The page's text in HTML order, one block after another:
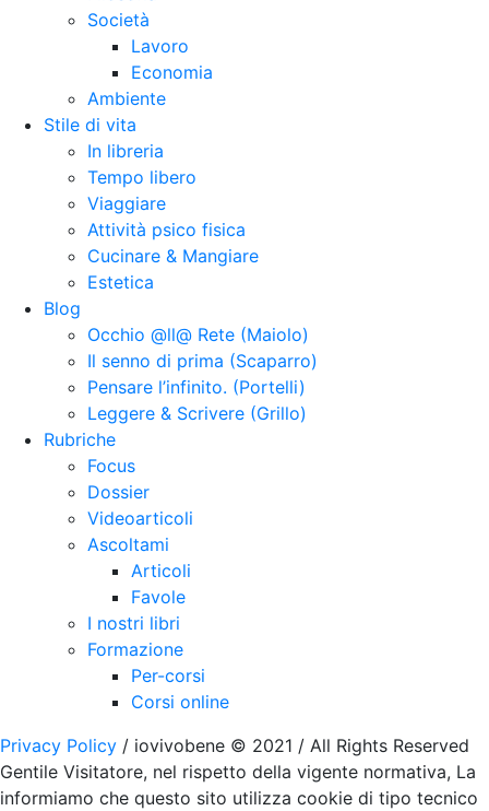
Società
Lavoro
Economia
Ambiente
Stile di vita
In libreria
Tempo libero
Viaggiare
Attività psico fisica
Cucinare & Mangiare
Estetica
Blog
Occhio @ll@ Rete (Maiolo)
Il senno di prima (Scaparro)
Pensare l’infinito. (Portelli)
Leggere & Scrivere (Grillo)
Rubriche
Focus
Dossier
Videoarticoli
Ascoltami
Articoli
Favole
I nostri libri
Formazione
Per-corsi
Corsi online
Privacy Policy / iovivobene © 2021 / All Rights Reserved
Gentile Visitatore, nel rispetto della vigente normativa, La
informiamo che questo sito utilizza cookie di tipo tecnico